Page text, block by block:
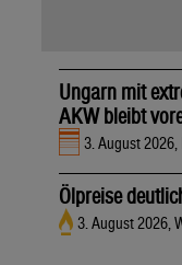
Ungarn mit
AKW bleibt
3. August 2026,
Ölpreise
3. August 2026,